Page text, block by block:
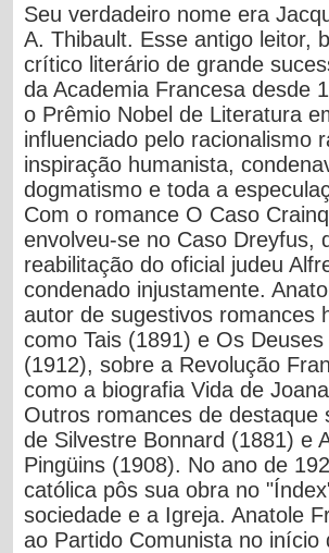
Seu verdadeiro nome era
A. Thibault. Esse antigo leitor,
crítico literário de grande
da Academia Francesa desde
o Prêmio Nobel de Literatura
influenciado pelo racionalismo
inspiração humanista,
dogmatismo e toda a
Com o romance O Caso
envolveu-se no Caso Dreyfus,
reabilitação do oficial judeu
condenado injustamente.
autor de sugestivos romances
como Tais (1891) e Os
(1912), sobre a Revolução
como a biografia Vida de
Outros romances de destaque
de Silvestre Bonnard (1881) e
Pingüins (1908). No ano de
católica pôs sua obra no
sociedade e a Igreja. Anatole
ao Partido Comunista no início